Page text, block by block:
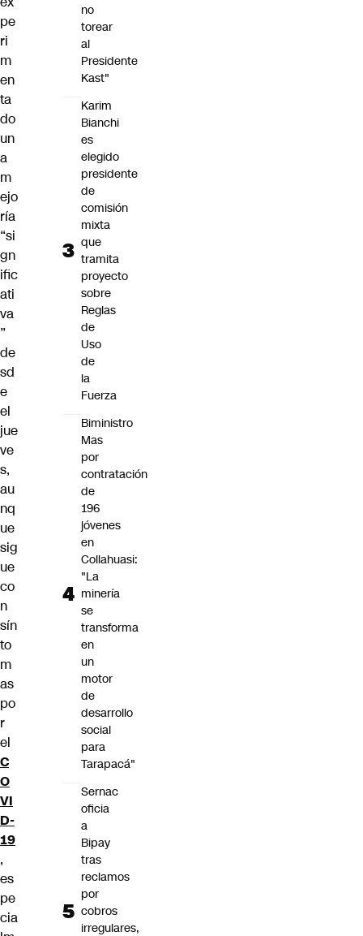
pe
ri
m
en
ta
do
un
a
m
ejo
ría
“si
gn
ific
ati
va
”
de
sd
e
el
jue
ve
s,
au
nq
ue
sig
ue
co
n
sín
to
m
as
po
r
el
C
O
VI
D-
19
,
es
pe
cia
no
torear
al
Presidente
Kast"
Karim
Bianchi
es
elegido
presidente
de
comisión
mixta
que
tramita
proyecto
sobre
Reglas
de
Uso
de
la
Fuerza
Biministro
Mas
por
contratación
de
196
jóvenes
en
Collahuasi:
"La
minería
se
transforma
en
un
motor
de
desarrollo
social
para
Tarapacá"
Sernac
oficia
a
Bipay
tras
reclamos
por
cobros
irregulares,